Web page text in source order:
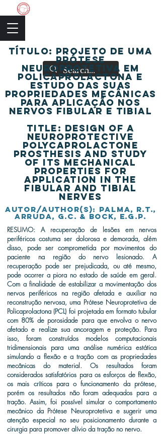
título: Projeto de uma
Prótese
Neuroprotetiva em
Policaprolactona e
estudo das suas
propriedades mecânicas
para aplicação nos
Nervos Fibular e Tibial
title: Design of a
Neuroprotective
Polycaprolactone
Prosthesis and study
of its mechanical
properties for
application in the
Fibular and Tibial
Nerves
autor/author(s): Palma, R.T.,
Arruda, G.C. & Bock, E.G.P.
RESUMO: A recuperação de lesões em nervos
periféricos costuma ser dolorosa e demorada, além
disso, pode ser comprometida por movimentos do
paciente na região do nervo lesionado. A
recuperação pode ser prejudicada, ou até mesmo,
pode ocorrer a piora no estado de saúde em geral.
Com a finalidade de estabilizar a movimentação dos
nervos periféricos na região afetada e auxiliar na
reconstrução nervosa, uma Prótese Neuroprotetiva de
Policaprolactona (PCL) foi projetada em formato tubular
com 80% de porosidade para que envolva o nervo
afetado e realize sua ancoragem e proteção. Para
isso, foram construídos modelos computacionais
tridimensionais para uma análise numérica estática
simulando a flexão e a tração com as propriedades
mecânicas do material. Os resultados foram
considerados satisfatórios para os esforços de flexão,
os mais críticos para o funcionamento da prótese,
porém os resultados não foram adequados para a
tração. Assim, foi possível simular o comportamento
mecânico da Prótese Neuroprotetiva e sugerir uma
atenção especial no seu posicionamento durante a
cirurgia para promover alívio da tração no nervo.